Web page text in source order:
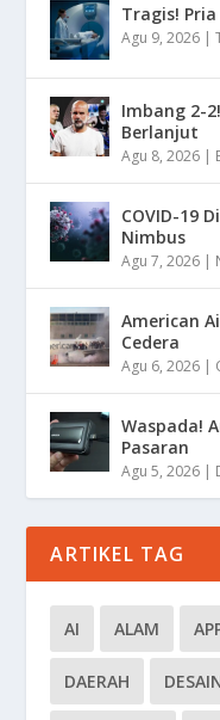
Tragis!
Agu 9, 2026 |
Imbang 2-
Berlanjut
Agu 8, 2026 |
COVID-19
Nimbus
Agu 7, 2026 |
American
Cedera
Agu 6, 2026 |
Waspada!
Pasaran
Agu 5, 2026 |
ARTIKEL TAG
AI ALAM
DAERAH